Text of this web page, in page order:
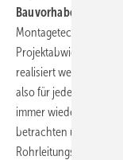
Bauvorhaben
Montagetechnik zu
Projektabwicklung.
realisiert werden kann
also für jeden Betrieb
immer wieder kritisch
betrachten und
Rohrleitungsmontage